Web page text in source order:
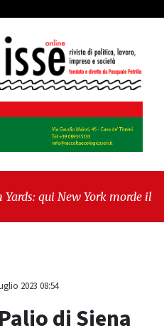
qui New York morde il futuro"
2023 08:54
di Siena